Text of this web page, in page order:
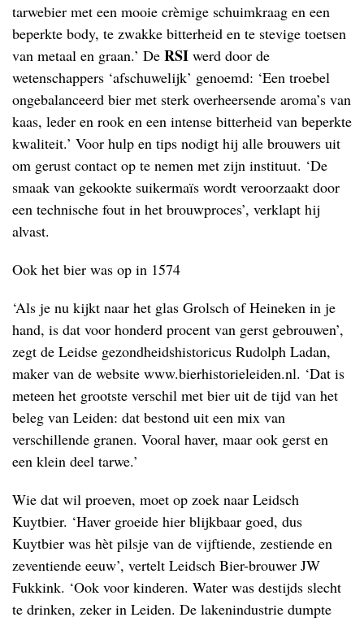
tarwebier met een mooie crèmige schuimkraag en een
beperkte body, te zwakke bitterheid en te stevige toetsen
van metaal en graan.’ De RSI werd door de
wetenschappers ‘afschuwelijk’ genoemd: ‘Een troebel
ongebalanceerd bier met sterk overheersende aroma’s van
kaas, leder en rook en een intense bitterheid van beperkte
kwaliteit.’ Voor hulp en tips nodigt hij alle brouwers uit
om gerust contact op te nemen met zijn instituut. ‘De
smaak van gekookte suikermaïs wordt veroorzaakt door
een technische fout in het brouwproces’, verklapt hij
alvast.
Ook het bier was op in 1574
‘Als je nu kijkt naar het glas Grolsch of Heineken in je
hand, is dat voor honderd procent van gerst gebrouwen’,
zegt de Leidse gezondheidshistoricus Rudolph Ladan,
maker van de website www.bierhistorieleiden.nl. ‘Dat is
meteen het grootste verschil met bier uit de tijd van het
beleg van Leiden: dat bestond uit een mix van
verschillende granen. Vooral haver, maar ook gerst en
een klein deel tarwe.’
Wie dat wil proeven, moet op zoek naar Leidsch
Kuytbier. ‘Haver groeide hier blijkbaar goed, dus
Kuytbier was hèt pilsje van de vijftiende, zestiende en
zeventiende eeuw’, vertelt Leidsch Bier-brouwer JW
Fukkink. ‘Ook voor kinderen. Water was destijds slecht
te drinken, zeker in Leiden. De lakenindustrie dumpte